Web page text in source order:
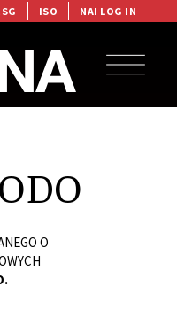
ISO NAI LOG IN
O